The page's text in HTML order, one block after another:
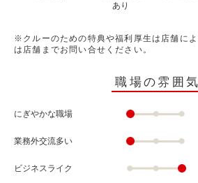
あり
※クルーのための特典や福利厚生は店舗に
は店舗までお問い合せください。
職場の雰囲気
にぎやかな職場
業務外交流多い
ビジネスライク